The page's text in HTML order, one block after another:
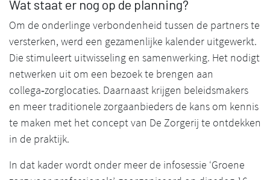
Wat staat er nog op de planning?
Om de onderlinge verbondenheid tussen de partners te
versterken, werd een gezamenlijke kalender uitgewerkt.
Die stimuleert uitwisseling en samenwerking. Het nodigt
netwerken uit om een bezoek te brengen aan
collega‑zorglocaties. Daarnaast krijgen beleidsmakers
en meer traditionele zorgaanbieders de kans om kennis
te maken met het concept van De Zorgerij te ontdekken
in de praktijk.
In dat kader wordt onder meer de infosessie ‘Groene